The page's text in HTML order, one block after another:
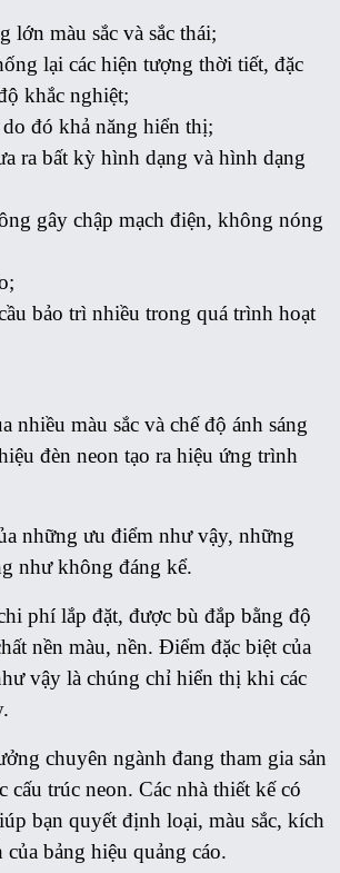
lớn màu sắc và sắc thái;
lại các hiện tượng thời tiết, đặc
khắc nghiệt;
đó khả năng hiển thị;
ra bất kỳ hình dạng và hình dạng
gây chập mạch điện, không nóng
bảo trì nhiều trong quá trình hoạt
nhiều màu sắc và chế độ ánh sáng
đèn neon tạo ra hiệu ứng trình
những ưu điểm như vậy, những
như không đáng kể.
phí lắp đặt, được bù đắp bằng độ
nền màu, nền. Điểm đặc biệt của
vậy là chúng chỉ hiển thị khi các
chuyên ngành đang tham gia sản
cấu trúc neon. Các nhà thiết kế có
bạn quyết định loại, màu sắc, kích
bảng hiệu quảng cáo.